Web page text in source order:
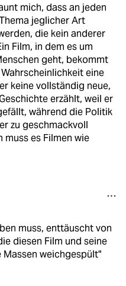
mich, dass an jeden
jeglicher Art
die kein anderer
Film, in dem es um
geht, bekommt
eine
keine vollständig neue,
erzählt, weil er
während die Politik
zu geschmackvoll
muss es Filmen wie
muss, enttäuscht von
diesen Film und seine
weichgespült"